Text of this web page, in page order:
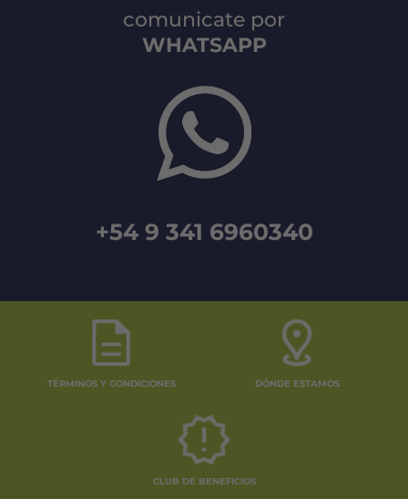
comunicate por
WHATSAPP
+54 9 341 6960340
TÉRMINOS Y CONDICIONES DÓNDE ESTAMOS
CLUB DE BENEFICIOS